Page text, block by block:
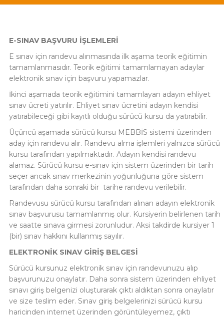
E-SINAV BAŞVURU İŞLEMLERİ
E sınav için randevu alınmasında ilk aşama teorik eğitimin
tamamlanmasıdır. Teorik eğitimi tamamlamayan adaylar
elektronik sınav için başvuru yapamazlar.
İkinci aşamada teorik eğitimini tamamlayan adayın ehliyet
sınav ücreti yatırılır. Ehliyet sınav ücretini adayın kendisi
yatırabileceği gibi kayıtlı olduğu sürücü kursu da yatırabilir.
Üçüncü aşamada sürücü kursu MEBBİS sistemi üzerinden
aday için randevu alır. Randevu alma işlemleri yalnızca sürücü
kursu tarafından yapılmaktadır. Adayın kendisi randevu
alamaz. Sürücü kursu e-sınav için sistem üzerinden bir tarih
seçer ancak sınav merkezinin yoğunluğuna göre sistem
tarafından daha sonraki bir tarihe randevu verilebilir.
Randevusu sürücü kursu tarafından alınan adayın elektronik
sınav başvurusu tamamlanmış olur. Kursiyerin belirlenen tarih
ve saatte sınava girmesi zorunludur. Aksi takdirde kursiyer 1
(bir) sınav hakkını kullanmış sayılır.
ELEKTRONİK SINAV GİRİŞ BELGESİ
Sürücü kursunuz elektronik sınav için randevunuzu alıp
başvurunuzu onaylatır. Daha sonra sistem üzerinden ehliyet
sınavı giriş belgenizi oluşturarak çıktı aldıktan sonra onaylatır
ve size teslim eder. Sınav giriş belgelerinizi sürücü kursu
haricinden internet üzerinden görüntüleyemez, çıktı